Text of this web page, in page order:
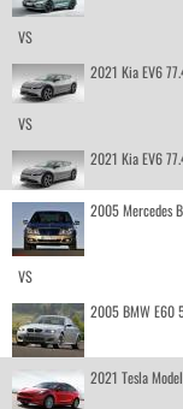
VS
2021 Kia EV6
VS
2021 Kia EV6
2005 Mercedes
VS
2005 BMW E60
2021 Tesla